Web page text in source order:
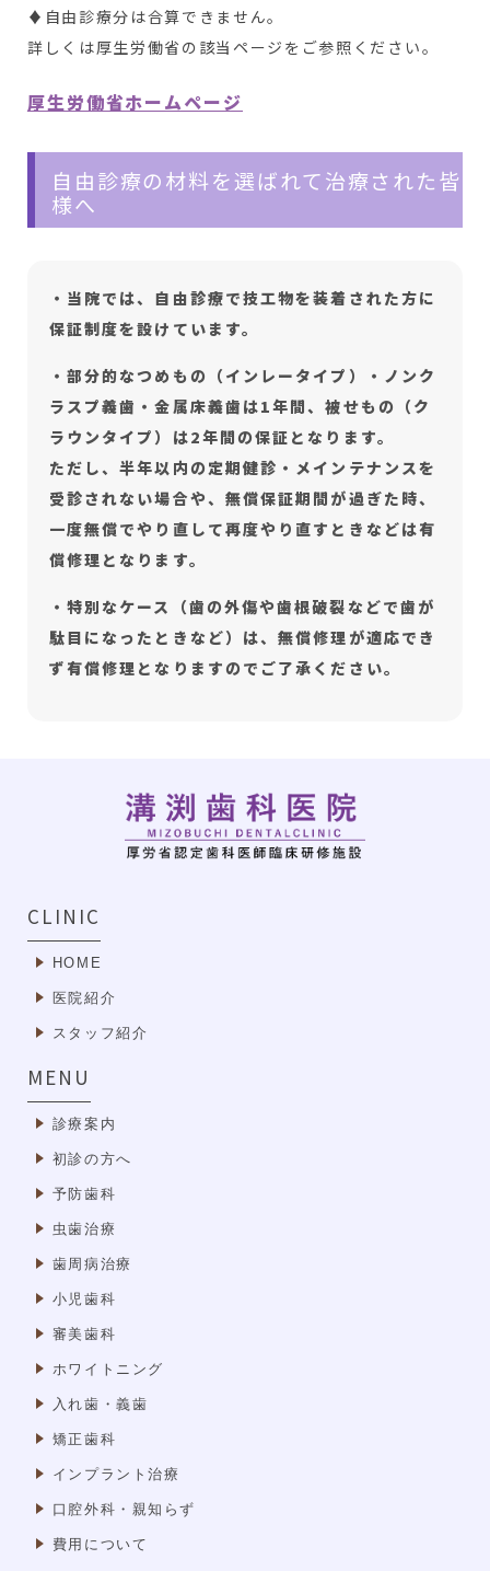
♦自由診療分は合算できません。
詳しくは厚生労働省の該当ページをご参照ください。
厚生労働省ホームページ
自由診療の材料を選ばれて治療された皆
様へ
・当院では、自由診療で技工物を装着された方に
保証制度を設けています。
・部分的なつめもの（インレータイプ）・ノンク
ラスプ義歯・金属床義歯は1年間、被せもの（ク
ラウンタイプ）は2年間の保証となります。
ただし、半年以内の定期健診・メインテナンスを
受診されない場合や、無償保証期間が過ぎた時、
一度無償でやり直して再度やり直すときなどは有
償修理となります。
・特別なケース（歯の外傷や歯根破裂などで歯が
駄目になったときなど）は、無償修理が適応でき
ず有償修理となりますのでご了承ください。
CLINIC
HOME
医院紹介
スタッフ紹介
MENU
診療案内
初診の方へ
予防歯科
虫歯治療
歯周病治療
小児歯科
審美歯科
ホワイトニング
入れ歯・義歯
矯正歯科
インプラント治療
口腔外科・親知らず
費用について